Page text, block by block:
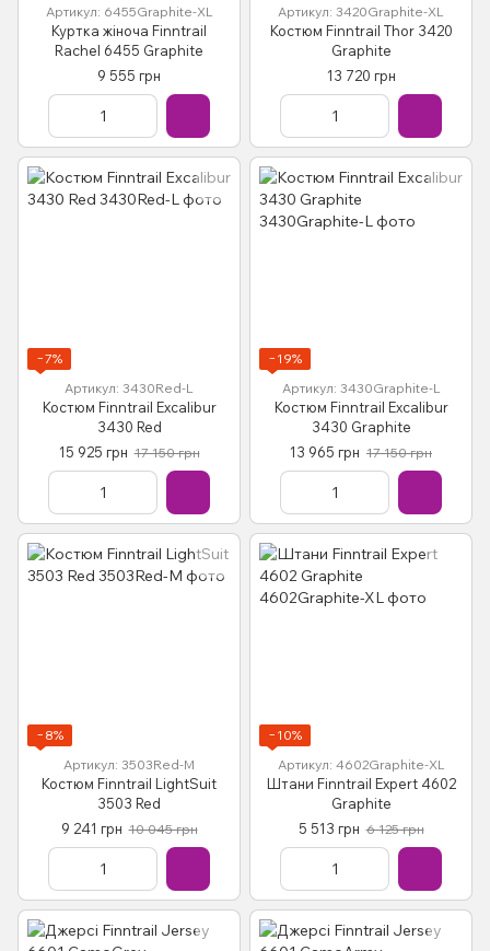
Артикул: 6455Graphite-XL
Куртка жіноча Finntrail
Rachel 6455 Graphite
9 555 грн
Артикул: 3420Graphite-XL
Костюм Finntrail Thor 3420
Graphite
13 720 грн
−7%
Артикул: 3430Red-L
Костюм Finntrail Excalibur
3430 Red
15 925 грн 17 150 грн
−19%
Артикул: 3430Graphite-L
Костюм Finntrail Excalibur
3430 Graphite
13 965 грн 17 150 грн
−8%
Артикул: 3503Red-M
Костюм Finntrail LightSuit
3503 Red
9 241 грн 10 045 грн
−10%
Артикул: 4602Graphite-XL
Штани Finntrail Expert 4602
Graphite
5 513 грн 6 125 грн